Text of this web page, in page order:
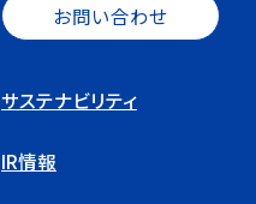
お問い合わせ
サステナビリティ
IR情報